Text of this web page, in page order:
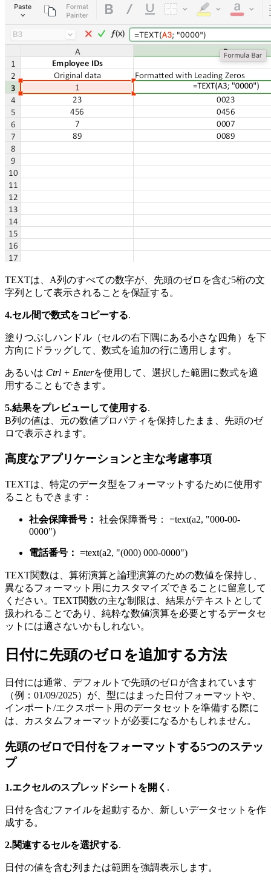
TEXTは、A列のすべての数字が、先頭のゼロを含む5桁の文
字列として表示されることを保証する。
4.セル間で数式をコピーする.
塗りつぶしハンドル（セルの右下隅にある小さな四角）を下
方向にドラッグして、数式を追加の行に適用します。
あるいは Ctrl + Enterを使用して、選択した範囲に数式を適
用することもできます。
5.結果をプレビューして使用する.
B列の値は、元の数値プロパティを保持したまま、先頭のゼ
ロで表示されます。
高度なアプリケーションと主な考慮事項
TEXTは、特定のデータ型をフォーマットするために使用す
ることもできます：
社会保障番号： 社会保障番号： =text(a2, "000-00-
0000")
電話番号： =text(a2, "(000) 000-0000")
TEXT関数は、算術演算と論理演算のための数値を保持し、
異なるフォーマット用にカスタマイズできることに留意して
ください。TEXT関数の主な制限は、結果がテキストとして
扱われることであり、純粋な数値演算を必要とするデータセ
ットには適さないかもしれない。
日付に先頭のゼロを追加する方法
日付には通常、デフォルトで先頭のゼロが含まれています
（例：01/09/2025）が、型にはまった日付フォーマットや、
インポート/エクスポート用のデータセットを準備する際に
は、カスタムフォーマットが必要になるかもしれません。
先頭のゼロで日付をフォーマットする5つのステッ
プ
1.エクセルのスプレッドシートを開く .
日付を含むファイルを起動するか、新しいデータセットを作
成する。
2.関連するセルを選択する.
日付の値を含む列または範囲を強調表示します。